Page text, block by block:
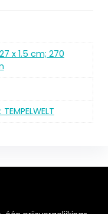
x 1.5 cm; 270